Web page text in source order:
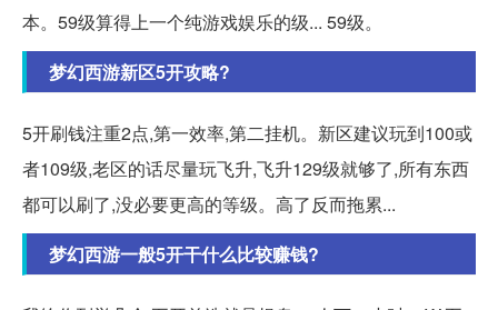
本。59级算得上一个纯游戏娱乐的级... 59级。
梦幻西游新区5开攻略?
5开刷钱注重2点,第一效率,第二挂机。新区建议玩到100或
者109级,老区的话尽量玩飞升,飞升129级就够了,所有东西
都可以刷了,没必要更高的等级。高了反而拖累...
梦幻西游一般5开干什么比较赚钱?